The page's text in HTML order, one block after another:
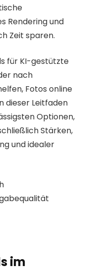
Rendering und
Zeit sparen.
für KI-gestützte
nach
Fotos online
dieser Leitfaden
Optionen,
Stärken,
und idealer
im